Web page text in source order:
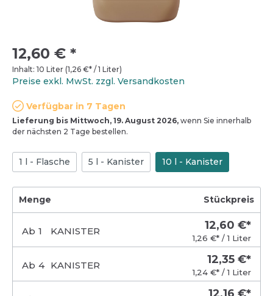
12,60 € *
Inhalt: 10 Liter (1,26 €* / 1 Liter)
Preise exkl. MwSt. zzgl. Versandkosten
Verfügbar in 7 Tagen
Lieferung bis Mittwoch, 19. August 2026, wenn Sie innerhalb
der nächsten 2 Tage bestellen.
1 l - Flasche 5 l - Kanister 10 l - Kanister
Menge Stückpreis
Ab 1 KANISTER 12,60 €*
1,26 €* / 1 Liter
Ab 4 KANISTER 12,35 €*
1,24 €* / 1 Liter